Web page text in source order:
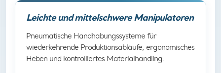
Leichte und mittelschwere Manipulatoren
Pneumatische Handhabungssysteme für
wiederkehrende Produktionsabläufe, ergonomisches
Heben und kontrolliertes Materialhandling.